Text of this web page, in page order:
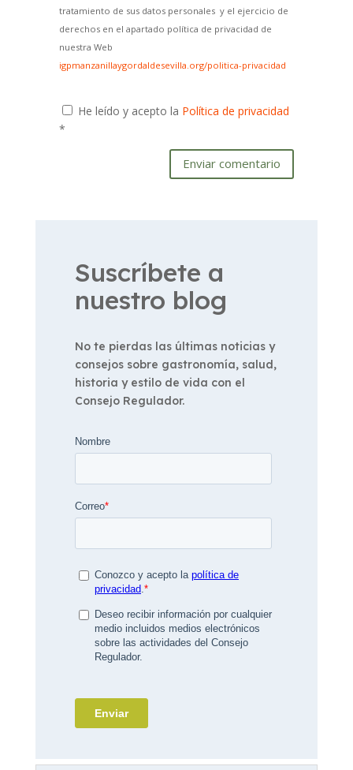
tratamiento de sus datos personales y el ejercicio de
derechos en el apartado política de privacidad de
nuestra Web
igpmanzanillaygordaldesevilla.org/politica-privacidad
He leído y acepto la Política de privacidad
*
Enviar comentario
Suscríbete a
nuestro blog
No te pierdas las últimas noticias y
consejos sobre gastronomía, salud,
historia y estilo de vida con el
Consejo Regulador.